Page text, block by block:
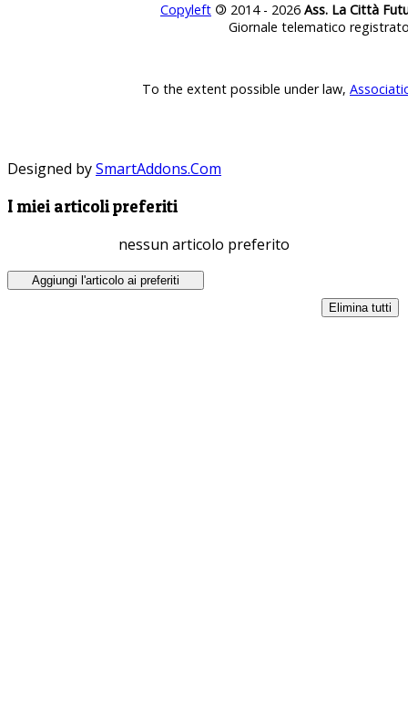
Copyleft © 2014 - 2026 Ass. La Città
Giornale telematico
To the extent possible under law,
Designed bySmartAddons.Com
I miei articoli preferiti
nessun articolo preferito